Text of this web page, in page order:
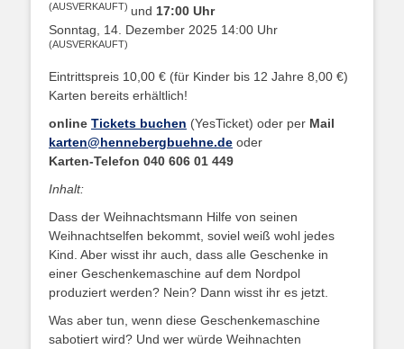
(AUSVERKAUFT) und 17:00 Uhr
Sonntag, 14. Dezember 2025 14:00 Uhr
(AUSVERKAUFT)
Eintrittspreis 10,00 € (für Kinder bis 12 Jahre 8,00 €)
Karten bereits erhältlich!
online Tickets buchen (YesTicket) oder per Mail
karten@hennebergbuehne.de oder
Karten-Telefon 040 606 01 449
Inhalt:
Dass der Weihnachtsmann Hilfe von seinen
Weihnachtselfen bekommt, soviel weiß wohl jedes
Kind. Aber wisst ihr auch, dass alle Geschenke in
einer Geschenkemaschine auf dem Nordpol
produziert werden? Nein? Dann wisst ihr es jetzt.
Was aber tun, wenn diese Geschenkemaschine
sabotiert wird? Und wer würde Weihnachten